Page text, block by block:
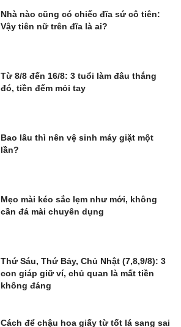
Nhà nào cũng có chiếc đĩa sứ cô tiên:
Vậy tiên nữ trên đĩa là ai?
Từ 8/8 đến 16/8: 3 tuổi làm đâu thắng
đó, tiền đếm mỏi tay
Bao lâu thì nên vệ sinh máy giặt một
lần?
Mẹo mài kéo sắc lẹm như mới, không
cần đá mài chuyên dụng
Thứ Sáu, Thứ Bảy, Chủ Nhật (7,8,9/8): 3
con giáp giữ ví, chủ quan là mất tiền
không đáng
Cách để chậu hoa giấy từ tốt lá sang sai